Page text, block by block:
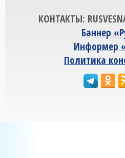
КОНТАКТЫ:
Баннер
Информер
Политика